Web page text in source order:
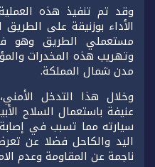
وقد تم تنفيذ هذه
الأداء بوزنيقة على
مستعملي الطريق وهو
وتهريب هذه المخدرات
مدن شمال المملكة.
وخلال هذا التدخل
عنيفة باستعمال السلاح
سيارته مما تسبب في
اليد والكاحل فضلا عن
ناجمة عن المقاومة وعدم